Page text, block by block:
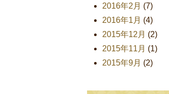
2016年2月 (7)
2016年1月 (4)
2015年12月 (2)
2015年11月 (1)
2015年9月 (2)